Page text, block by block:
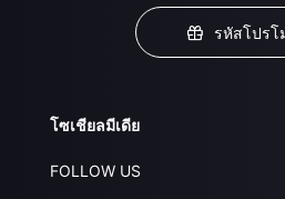
รหัสโปร
โซเชียลมีเดีย
FOLLOW US